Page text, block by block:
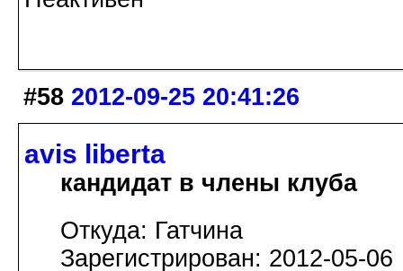
#58 2012-09-25 20:41:26
avis libertа
кандидат в члены клуба
Откуда: Гатчина
Зарегистрирован: 2012-05-06